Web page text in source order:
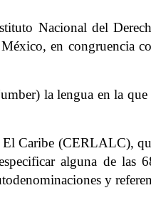
Nacional del
en congruencia
la lengua en la que
Caribe (CERLALC),
alguna de las
y